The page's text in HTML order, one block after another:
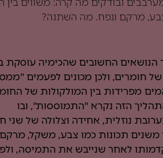
כוס, מערבבים ובודקים מה קרה: משווים
צבע, מרקם ונפח. מה השתנה?
החשובים שהכימיה עוסקת
חומרים, ולכן מכונים לפעמים "ממס
מפרידות בין המולקולות של
הזה נקרא "התמוססות", ובו
נוזלית, אחידה וצלולה של שני
תכונות כמו צבע, משקל, מרקם,
לאחר שנייבש את התמיסה,